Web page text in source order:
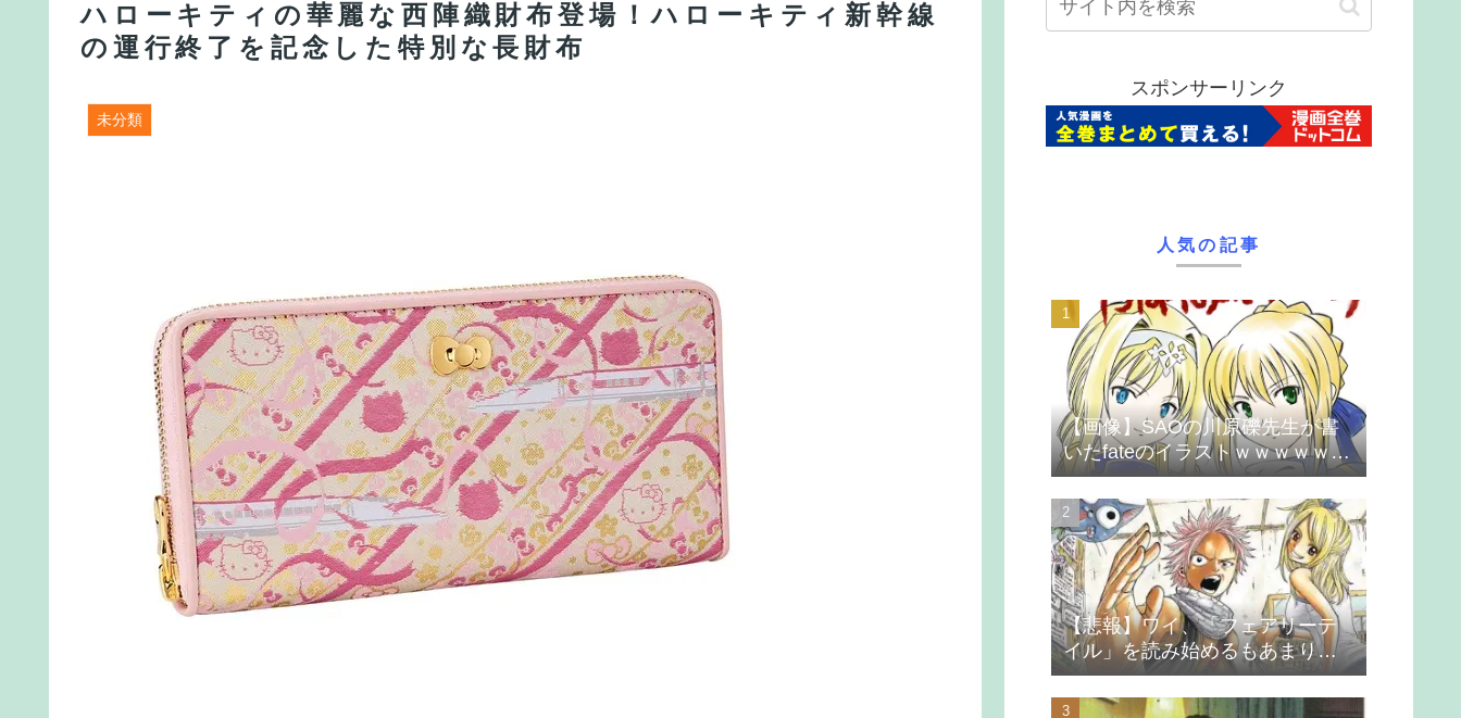
ハローキティの華麗な西陣織財布登場！ハローキティ新幹線
の運行終了を記念した特別な長財布
未分類
スポンサーリンク
人気の記事
【画像】SAOの川原礫先生が書
いたfateのイラストｗｗｗｗｗｗ
ｗｗｗ
【悲報】ワイ、「フェアリーテ
イル」を読み始めるもあまりの
つまらなさに挫折する